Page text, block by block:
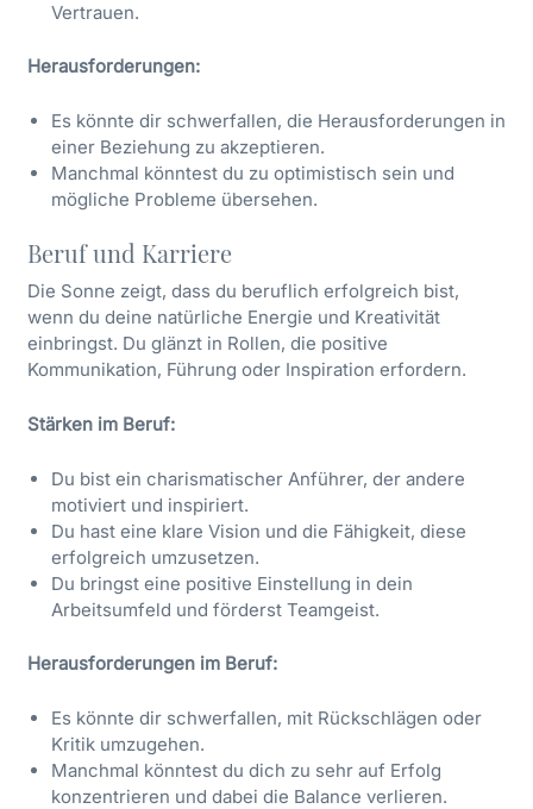
Vertrauen.
Herausforderungen:
Es könnte dir schwerfallen, die Herausforderungen in
einer Beziehung zu akzeptieren.
Manchmal könntest du zu optimistisch sein und
mögliche Probleme übersehen.
Beruf und Karriere
Die Sonne zeigt, dass du beruflich erfolgreich bist,
wenn du deine natürliche Energie und Kreativität
einbringst. Du glänzt in Rollen, die positive
Kommunikation, Führung oder Inspiration erfordern.
Stärken im Beruf:
Du bist ein charismatischer Anführer, der andere
motiviert und inspiriert.
Du hast eine klare Vision und die Fähigkeit, diese
erfolgreich umzusetzen.
Du bringst eine positive Einstellung in dein
Arbeitsumfeld und förderst Teamgeist.
Herausforderungen im Beruf:
Es könnte dir schwerfallen, mit Rückschlägen oder
Kritik umzugehen.
Manchmal könntest du dich zu sehr auf Erfolg
konzentrieren und dabei die Balance verlieren.